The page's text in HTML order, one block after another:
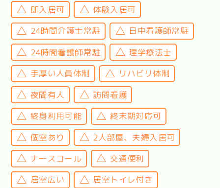
即入居可
体験入居可
24時間介護士常駐
日中看護師常駐
24時間看護師常駐
理学療法士
手厚い人員体制
リハビリ体制
夜間有人
訪問看護
終身利用可能
終末期対応可
個室あり
2人部屋、夫婦入居可
ナースコール
交通便利
居室広い
居室トイレ付き